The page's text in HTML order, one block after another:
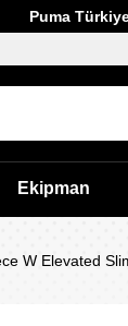
Puma
Ekipman
W Elevated